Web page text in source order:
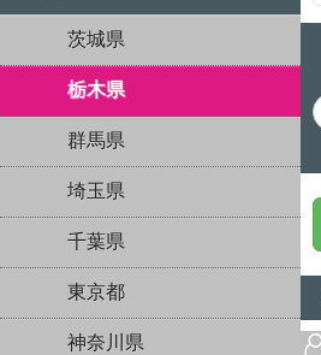
茨城県
栃木県
群馬県
埼玉県
千葉県
東京都
神奈川県